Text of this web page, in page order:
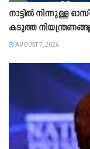
നാട്ടിൽ നിന്നുള്ള
കടുത്ത
AUGUST 7, 2026